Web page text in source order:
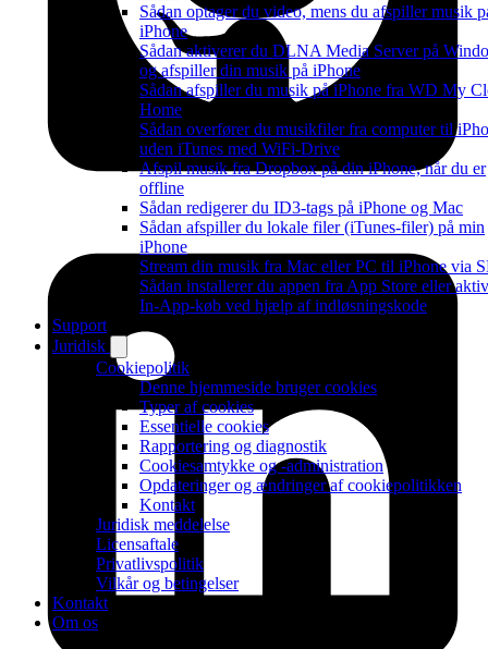
Sådan optager du video, mens du afspiller musik
iPhone
Sådan aktiverer du DLNA Media Server på
og afspiller din musik på iPhone
Sådan afspiller du musik på iPhone fra WD My
Home
Sådan overfører du musikfiler fra computer til
uden iTunes med WiFi-Drive
Afspil musik fra Dropbox på din iPhone, når du er
offline
Sådan redigerer du ID3-tags på iPhone og Mac
Sådan afspiller du lokale filer (iTunes-filer) på min
iPhone
Stream din musik fra Mac eller PC til iPhone via
Sådan installerer du appen fra App Store eller
In-App-køb ved hjælp af indløsningskode
Support
Juridisk
Cookiepolitik
Denne hjemmeside bruger cookies
Typer af cookies
Essentielle cookies
Rapportering og diagnostik
Cookiesamtykke og -administration
Opdateringer og ændringer af cookiepolitikken
Kontakt
Juridisk meddelelse
Licensaftale
Privatlivspolitik
Vilkår og betingelser
Kontakt
Om os